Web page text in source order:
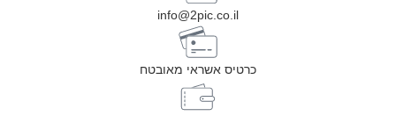
info@2pic.co.il
כרטיס אשראי מאובטח